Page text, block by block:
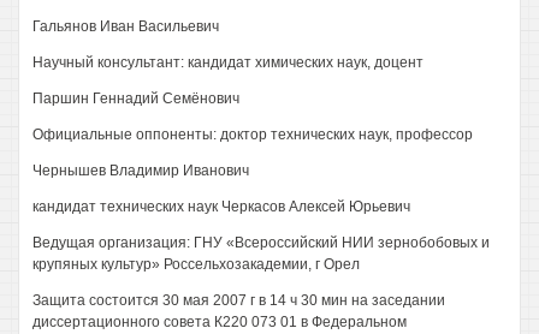
Гальянов Иван Васильевич
Научный консультант: кандидат химических наук, доцент
Паршин Геннадий Семёнович
Официальные оппоненты: доктор технических наук, профессор
Чернышев Владимир Иванович
кандидат технических наук Черкасов Алексей Юрьевич
Ведущая организация: ГНУ «Всероссийский НИИ зернобобовых и
крупяных культур» Россельхозакадемии, г Орел
Защита состоится 30 мая 2007 г в 14 ч 30 мин на заседании
диссертационного совета К220 073 01 в Федеральном